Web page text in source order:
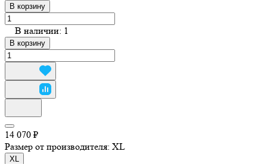
В корзину
В наличии: 1
В корзину
14 070 ₽
Размер от производителя: XL
XL